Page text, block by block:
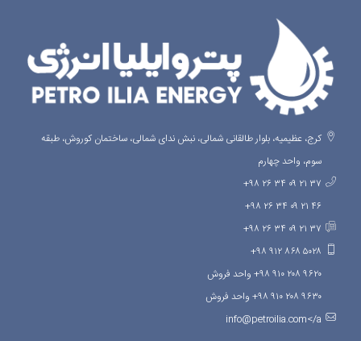
کرج، عظیمیه، بلوار طالقانی شمالی، نبش ندای شمالی، ساختمان کوروش، طبقه
سوم، واحد چهارم
۳۷ ۲۱ ۰۹ ۳۴ ۲۶ ۹۸+
۴۶ ۲۱ ۰۹ ۳۴ ۲۶ ۹۸+
۳۷ ۲۱ ۰۹ ۳۴ ۲۶ ۹۸+
۵۰۲۸ ۸۶۸ ۹۱۲ ۹۸+
۹۶۲۰ ۲۰۸ ۹۱۰ ۹۸+ واحد فروش
۹۶۳۰ ۲۰۸ ۹۱۰ ۹۸+ واحد فروش
info@petroilia.com</a